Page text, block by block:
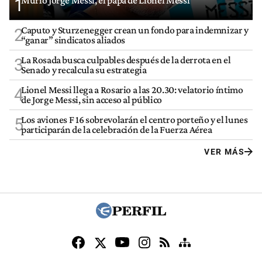
1
2Caputo y Sturzenegger crean un fondo para indemnizar y
“ganar” sindicatos aliados
3La Rosada busca culpables después de la derrota en el
Senado y recalcula su estrategia
4Lionel Messi llega a Rosario a las 20.30: velatorio íntimo
de Jorge Messi, sin acceso al público
5Los aviones F 16 sobrevolarán el centro porteño y el lunes
participarán de la celebración de la Fuerza Aérea
VER MÁS